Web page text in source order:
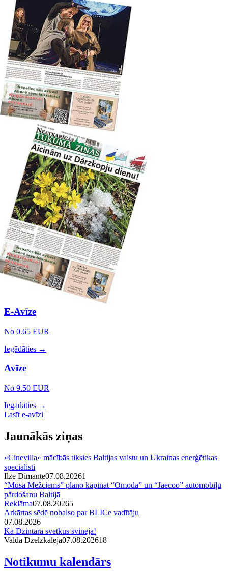
E-Avīze
No 0.65 EUR
Iegādāties →
Avīze
No 9.50 EUR
Iegādāties →
Lasīt e-avīzi
Jaunākās ziņas
«Cinevilla» mācībās tiksies Baltijas valstu un Ukrainas enerģētikas
speciālisti
Ilze Dimante07.08.20261
“Mūsa Mežciems” plāno kāpināt “Omoda” un “Jaecoo” automobiļu
pārdošanu Baltijā
Reklāma07.08.20265
Ārkārtas sēdē nobalso par BLICe vadītāju
07.08.2026
Kā Dzintarā svētkus svinēja!
Valda Dzelzkalēja07.08.202618
Notikumu kalendārs